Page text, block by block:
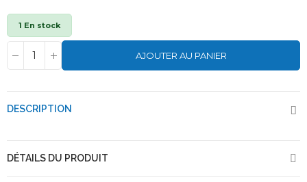
1 En stock
AJOUTER AU PANIER
DESCRIPTION
DÉTAILS DU PRODUIT